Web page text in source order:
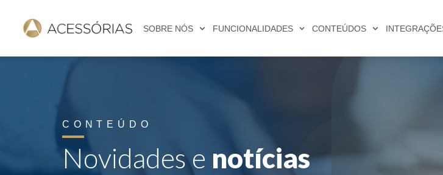
SOBRE NÓS FUNCIONALIDADES CONTEÚDOS
CONTEÚDO
Novidades e notícias